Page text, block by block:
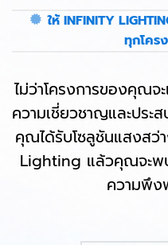
ให้ INFINITY
ทุกโคร
ไม่ว่าโครงการของคุณจ
ความเชี่ยวชาญและประ
คุณได้รับโซลูชันแสงสว่
Lighting แล้วคุณจะพ
ความพึง